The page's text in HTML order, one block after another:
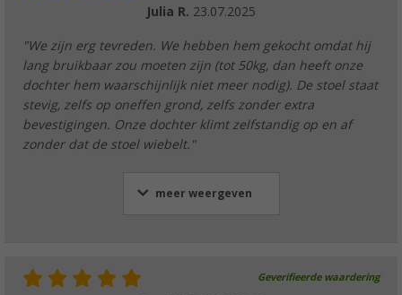
Julia R. 23.07.2025
"We zijn erg tevreden. We hebben hem gekocht omdat hij
lang bruikbaar zou moeten zijn (tot 50kg, dan heeft onze
dochter hem waarschijnlijk niet meer nodig). De stoel staat
stevig, zelfs op oneffen grond, zelfs zonder extra
bevestigingen. Onze dochter klimt zelfstandig op en af
zonder dat de stoel wiebelt."
meer weergeven
Geverifieerde waardering